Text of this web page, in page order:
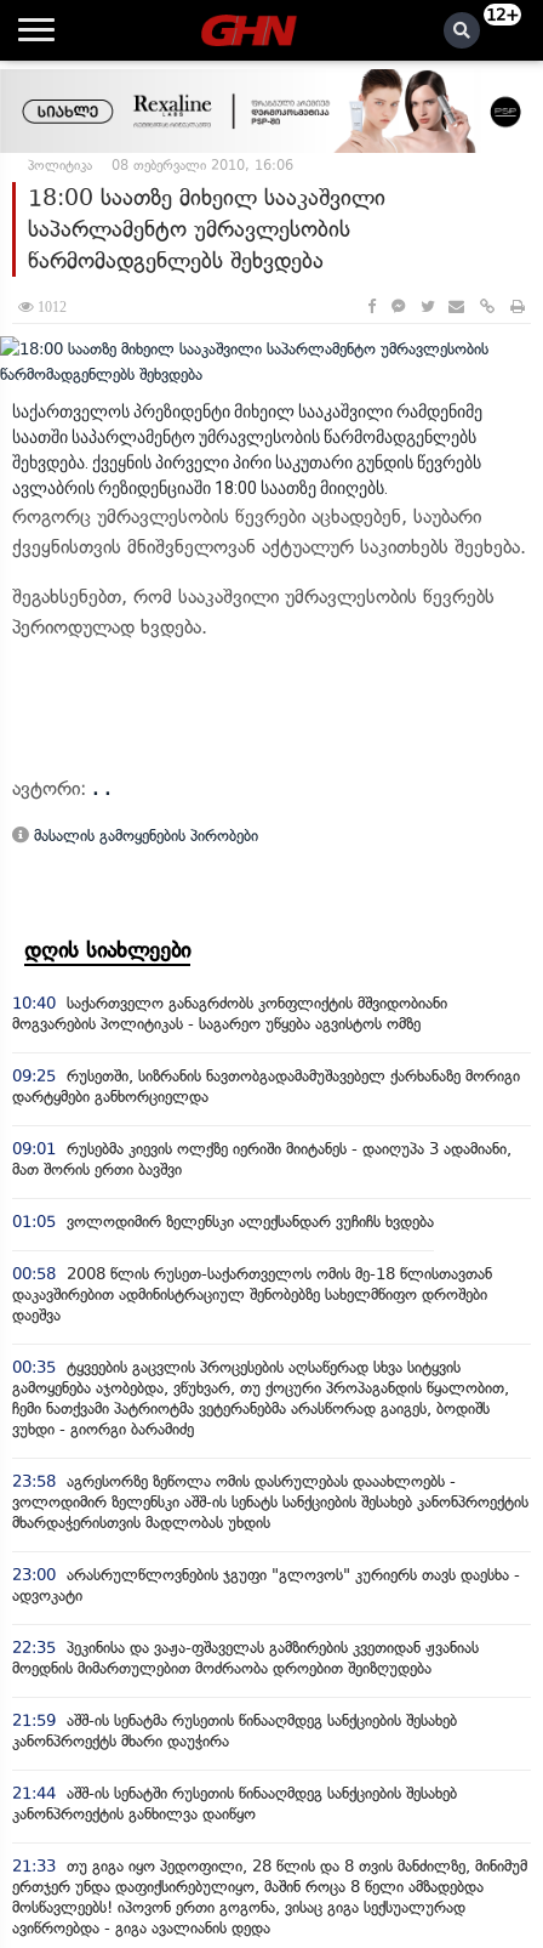
12+
პოლიტიკა 08 თებერვალი 2010, 16:06
18:00 საათზე მიხეილ სააკაშვილი
საპარლამენტო უმრავლესობის
წარმომადგენლებს შეხვდება
1012
საქართველოს პრეზიდენტი მიხეილ სააკაშვილი რამდენიმე
საათში საპარლამენტო უმრავლესობის წარმომადგენლებს
შეხვდება. ქვეყნის პირველი პირი საკუთარი გუნდის წევრებს
ავლაბრის რეზიდენციაში 18:00 საათზე მიიღებს.
როგორც უმრავლესობის წევრები აცხადებენ, საუბარი
ქვეყნისთვის მნიშვნელოვან აქტუალურ საკითხებს შეეხება.
შეგახსენებთ, რომ სააკაშვილი უმრავლესობის წევრებს
პერიოდულად ხვდება.
ავტორი: . .
მასალის გამოყენების პირობები
დღის სიახლეები
10:40 საქართველო განაგრძობს კონფლიქტის მშვიდობიანი
მოგვარების პოლიტიკას - საგარეო უწყება აგვისტოს ომზე
09:25 რუსეთში, სიზრანის ნავთობგადამამუშავებელ ქარხანაზე მორიგი
დარტყმები განხორციელდა
09:01 რუსებმა კიევის ოლქზე იერიში მიიტანეს - დაიღუპა 3 ადამიანი,
მათ შორის ერთი ბავშვი
01:05 ვოლოდიმირ ზელენსკი ალექსანდარ ვუჩიჩს ხვდება
00:58
2008 წლის რუსეთ-საქართველოს ომის მე-18 წლისთავთან
დაკავშირებით ადმინისტრაციულ შენობებზე სახელმწიფო დროშები
დაეშვა
00:35 ტყვეების გაცვლის პროცესების აღსაწერად სხვა სიტყვის
გამოყენება აჯობებდა, ვწუხვარ, თუ ქოცური პროპაგანდის წყალობით,
ჩემი ნათქვამი პატრიოტმა ვეტერანებმა არასწორად გაიგეს, ბოდიშს
ვუხდი - გიორგი ბარამიძე
23:58 აგრესორზე ზეწოლა ომის დასრულებას დააახლოებს -
ვოლოდიმირ ზელენსკი აშშ-ის სენატს სანქციების შესახებ კანონპროექტის
მხარდაჭერისთვის მადლობას უხდის
23:00 არასრულწლოვნების ჯგუფი "გლოვოს" კურიერს თავს დაესხა -
ადვოკატი
22:35 პეკინისა და ვაჟა-ფშაველას გამზირების კვეთიდან ჟვანიას
მოედნის მიმართულებით მოძრაობა დროებით შეიზღუდება
21:59 აშშ-ის სენატმა რუსეთის წინააღმდეგ სანქციების შესახებ
კანონპროექტს მხარი დაუჭირა
21:44 აშშ-ის სენატში რუსეთის წინააღმდეგ სანქციების შესახებ
კანონპროექტის განხილვა დაიწყო
21:33 თუ გიგა იყო პედოფილი, 28 წლის და 8 თვის მანძილზე, მინიმუმ
ერთჯერ უნდა დაფიქსირებულიყო, მაშინ როცა 8 წელი ამზადებდა
მოსწავლეებს! იპოვონ ერთი გოგონა, ვისაც გიგა სექსუალურად
ავიწროებდა - გიგა ავალიანის დედა